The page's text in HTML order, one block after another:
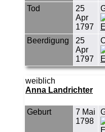
Tod
25
Apr
1797
Beerdigung
25
Apr
1797
weiblich
Anna Landrichter
Geburt
7 Mai
1798